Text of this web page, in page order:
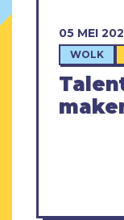
05 MEI
WOLK